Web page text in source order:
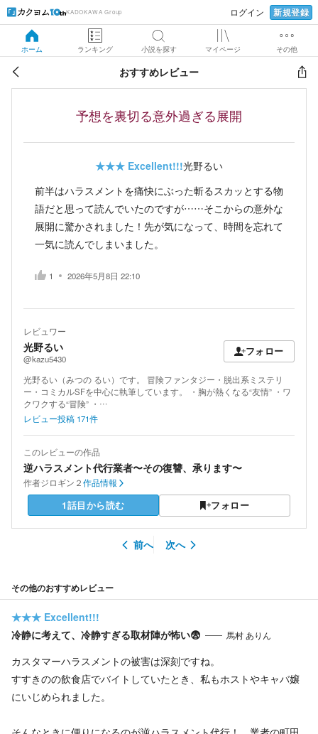
KADOKAWA Group ログイン 新規登録
ホーム ランキング 小説を探す マイページ その他
おすすめレビュー
予想を裏切る意外過ぎる展開
★★★ Excellent!!!光野るい
前半はハラスメントを痛快にぶった斬るスカッとする物
語だと思って読んでいたのですが……そこからの意外な
展開に驚かされました！先が気になって、時間を忘れて
一気に読んでしまいました。
1 2026年5月8日 22:10
レビュワー
光野るい
@kazu5430
フォロー
光野るい（みつの るい）です。 冒険ファンタジー・脱出系ミステリ
ー・コミカルSFを中心に執筆しています。 ・胸が熱くなる“友情” ・ワ
クワクする“冒険” ・…
レビュー投稿 171件
このレビューの作品
逆ハラスメント代行業者〜その復讐、承ります〜
作者ジロギン２作品情報
1話目から読む フォロー
前へ 次へ
その他のおすすめレビュー
★★★ Excellent!!!
冷静に考えて、冷静すぎる取材陣が怖い😨
馬村 ありん
カスタマーハラスメントの被害は深刻ですね。
すすきのの飲食店でバイトしていたとき、私もホストやキャバ嬢
にいじめられました。